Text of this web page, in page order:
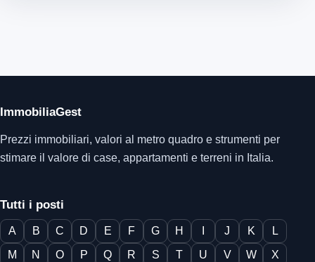
ImmobiliaGest
Prezzi immobiliari, valori al metro quadro e strumenti per
stimare il valore di case, appartamenti e terreni in Italia.
Tutti i posti
A B C D E F G H J K
L
M
N O P Q R S T U V W X